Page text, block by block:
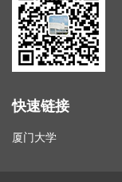
快速链接
厦门大学